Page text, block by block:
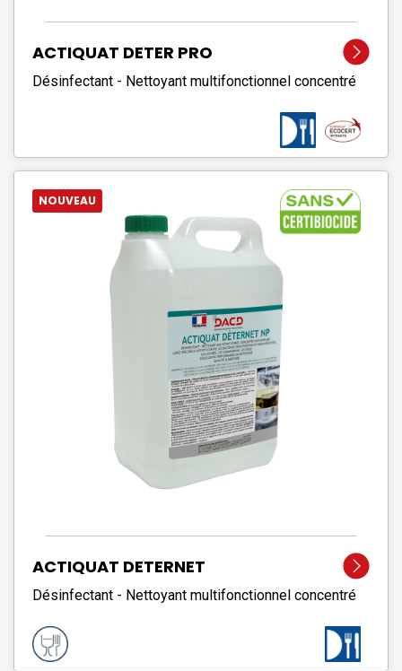
ACTIQUAT DETER PRO
Désinfectant - Nettoyant multifonctionnel concentré
NOUVEAU
ACTIQUAT DETERNET
Désinfectant - Nettoyant multifonctionnel concentré